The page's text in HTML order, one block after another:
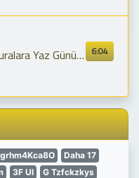
6:04
Yaz Günü [ Remix ]
Daha 17
3F Ul
G Tzfckzkys